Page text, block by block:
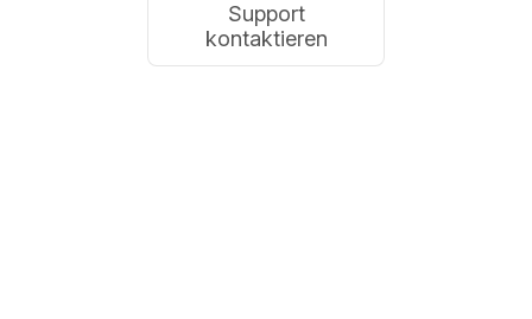
Support
kontaktieren